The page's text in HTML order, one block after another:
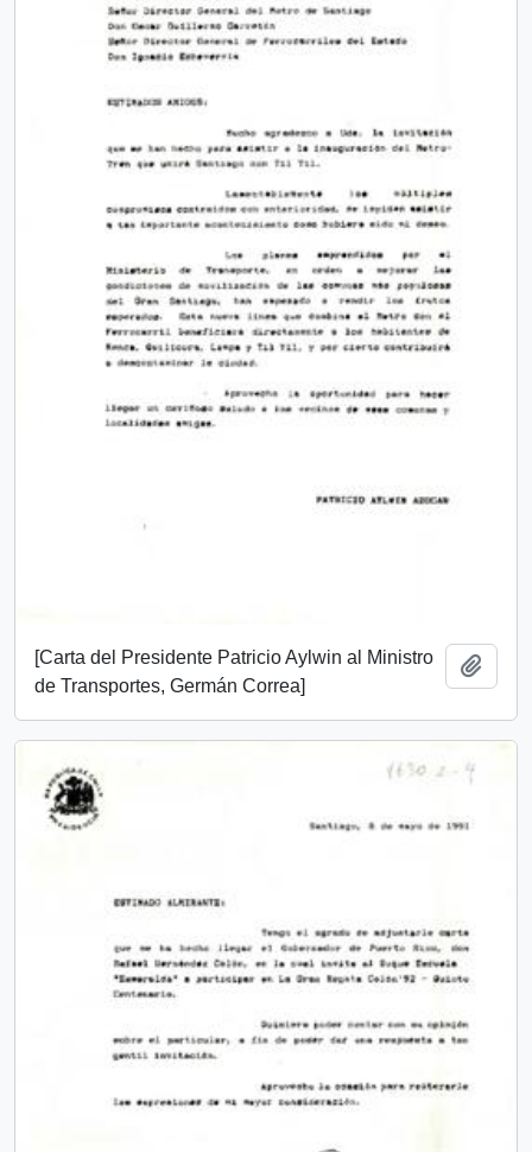
[Carta del Presidente Patricio Aylwin al Ministro
de Transportes, Germán Correa]